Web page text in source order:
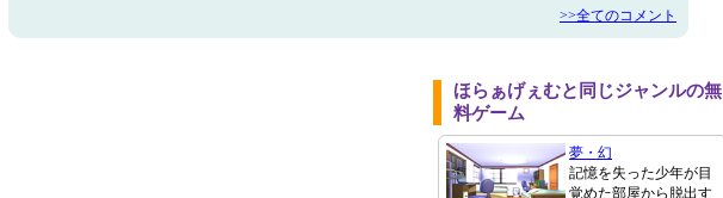
>>全てのコメント
ほらぁげぇむと同じジャンルの無
料ゲーム
夢・幻
記憶を失った少年が目
覚めた部屋から脱出す